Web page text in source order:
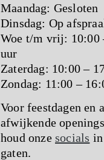
Maandag: Gesloten
Dinsdag: Op
Woe t/m vrij: 10:00
uur
Zaterdag: 10:00 –
Zondag: 11:00 –
Voor feestdagen en
afwijkende
houd onze socials
gaten.